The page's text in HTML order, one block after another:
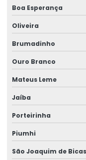
Ribbon Cera Para
Ribbon Com Alta
Ribbon De Cera
Ribbon De Impressão
Ribbon Misto Para
Ribbon Para
Boa Esperança
Oliveira
Brumadinho
Ouro Branco
Mateus Leme
Jaíba
Porteirinha
Piumhi
São Joaquim de Bicas